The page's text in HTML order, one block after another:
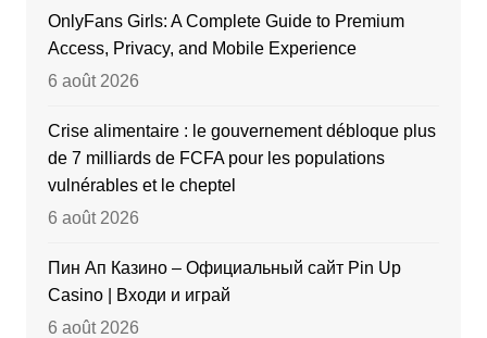
OnlyFans Girls: A Complete Guide to Premium
Access, Privacy, and Mobile Experience
6 août 2026
Crise alimentaire : le gouvernement débloque plus
de 7 milliards de FCFA pour les populations
vulnérables et le cheptel
6 août 2026
Пин Ап Казино – Официальный сайт Pin Up
Casino | Входи и играй
6 août 2026